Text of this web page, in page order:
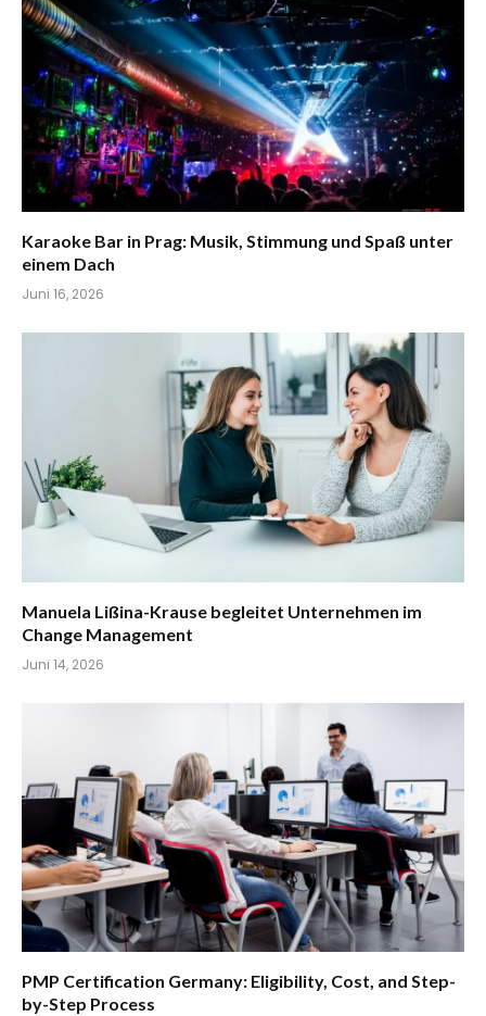
Karaoke Bar in Prag: Musik, Stimmung und Spaß unter
einem Dach
Juni 16, 2026
Manuela Lißina-Krause begleitet Unternehmen im
Change Management
Juni 14, 2026
PMP Certification Germany: Eligibility, Cost, and Step-
by-Step Process